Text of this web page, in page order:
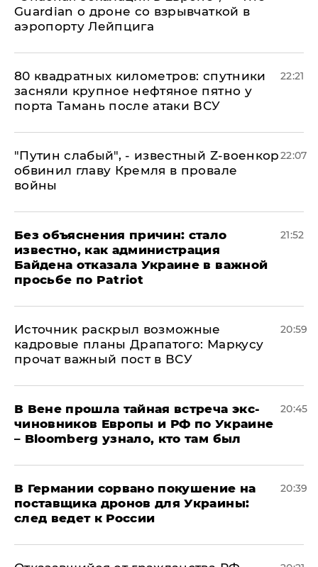
Guardian о дроне со взрывчаткой в
аэропорту Лейпцига
80 квадратных километров: спутники
засняли крупное нефтяное пятно у
порта Тамань после атаки ВСУ
22:21
​"Путин слабый", - известный Z-военкор
обвинил главу Кремля в провале
войны
22:07
Без объяснения причин: стало
известно, как администрация
Байдена отказала Украине в важной
просьбе по Patriot
21:52
​Источник раскрыл возможные
кадровые планы Драпатого: Маркусу
прочат важный пост в ВСУ
20:59
В Вене прошла тайная встреча экс-
чиновников Европы и РФ по Украине
– Bloomberg узнало, кто там был
20:45
​В Германии сорвано покушение на
поставщика дронов для Украины:
след ведет к России
20:39